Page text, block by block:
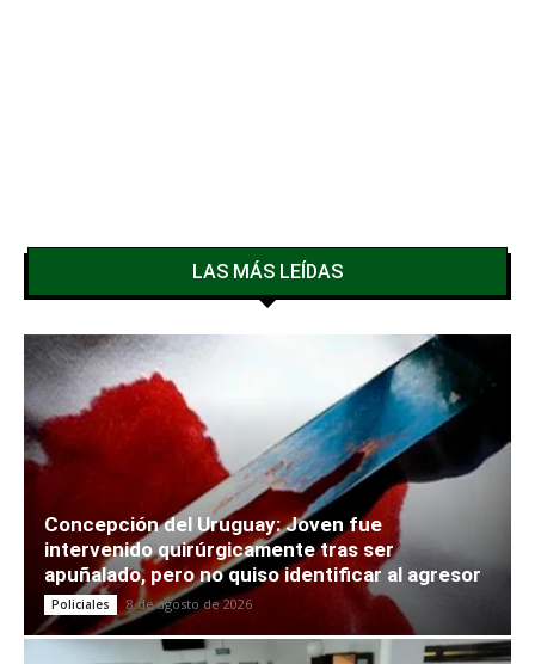
LAS MÁS LEÍDAS
Concepción del Uruguay: Joven fue
intervenido quirúrgicamente tras ser
apuñalado, pero no quiso identificar al agresor
Policiales 8 de agosto de 2026